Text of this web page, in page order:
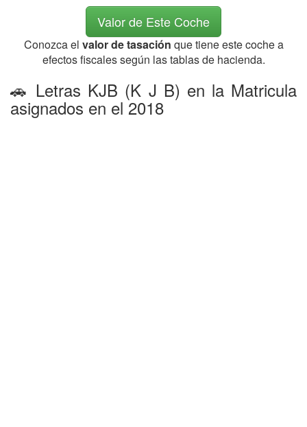
Valor de Este Coche
Conozca el valor de tasación que tiene este coche a
efectos fiscales según las tablas de hacienda.
🚗 Letras KJB (K J B) en la Matricula
asignados en el 2018